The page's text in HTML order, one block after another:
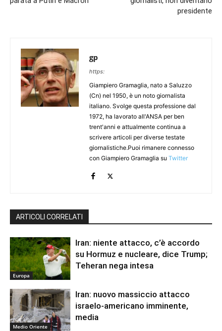
presidente
gp
https:
Giampiero Gramaglia, nato a Saluzzo
(Cn) nel 1950, è un noto giornalista
italiano. Svolge questa professione dal
1972, ha lavorato all'ANSA per ben
trent'anni e attualmente continua a
scrivere articoli per diverse testate
giornalistiche.Puoi rimanere connesso
con Giampiero Gramaglia su Twitter
ARTICOLI CORRELATI
Europa
Iran: niente attacco, c’è accordo
su Hormuz e nucleare, dice Trump;
Teheran nega intesa
Medio Oriente
Iran: nuovo massiccio attacco
israelo-americano imminente,
media